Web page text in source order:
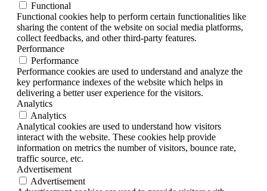
Functional
Functional cookies help to perform certain functionalities like
sharing the content of the website on social media platforms,
collect feedbacks, and other third-party features.
Performance
Performance
Performance cookies are used to understand and analyze the
key performance indexes of the website which helps in
delivering a better user experience for the visitors.
Analytics
Analytics
Analytical cookies are used to understand how visitors
interact with the website. These cookies help provide
information on metrics the number of visitors, bounce rate,
traffic source, etc.
Advertisement
Advertisement